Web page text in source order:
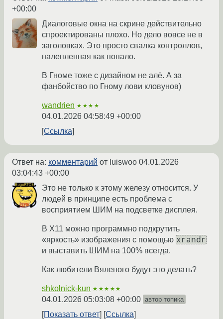
+00:00
Диалоговые окна на скрине действительно
спроектированы плохо. Но дело вовсе не в
заголовках. Это просто свалка контроллов,
налепленная как попало.
В Гноме тоже с дизайном не алё. А за
фанбойство по Гному лови кловунов)
wandrien ★★★★
04.01.2026 04:58:49 +00:00
Ссылка
Ответ на: комментарий от luiswoo 04.01.2026
03:04:43 +00:00
Это не только к этому железу относится. У
людей в принципе есть проблема с
восприятием ШИМ на подсветке дисплея.
В X11 можно программно подкрутить
«яркость» изображения с помощью xrandr
и выставить ШИМ на 100% всегда.
Как любители Вяленого будут это делать?
shkolnick-kun ★★★★★
04.01.2026 05:03:08 +00:00 автор топика
Показать ответ Ссылка